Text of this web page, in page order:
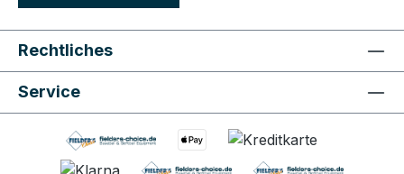
Rechtliches
Service